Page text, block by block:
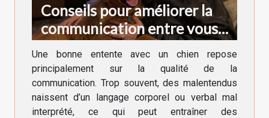
Conseils pour améliorer la
communication entre vous
et votre chien
Une bonne entente avec un chien repose
principalement sur la qualité de la
communication. Trop souvent, des malentendus
naissent d’un langage corporel ou verbal mal
interprété, ce qui peut entraîner des